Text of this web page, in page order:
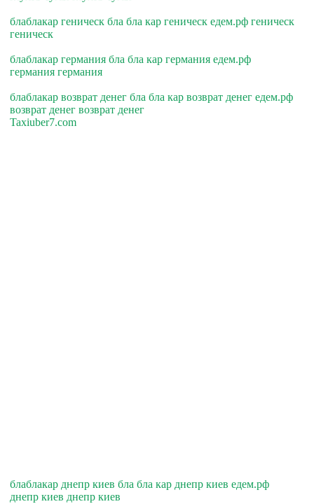
блаблакар геническ бла бла кар геническ едем.рф геническ
геническ
блаблакар германия бла бла кар германия едем.рф
германия германия
блаблакар возврат денег бла бла кар возврат денег едем.рф
возврат денег возврат денег
Taxiuber7.com
блаблакар днепр киев бла бла кар днепр киев едем.рф
днепр киев днепр киев